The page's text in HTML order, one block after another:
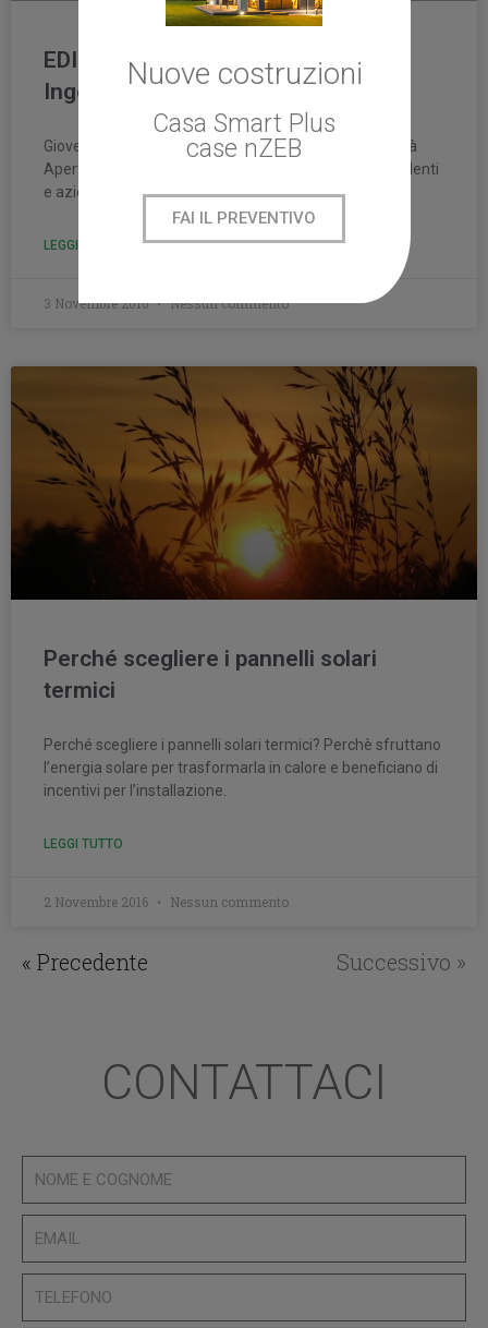
EDILVI ESCo all’Università Aperta di
Ingegneria a Padova
Giovedì 3 novembre EDILVI ESCo partecipa a Università
Aperta Ingegneria, annuale evento di incontro tra studenti
e aziende dell’Università di Padova.
LEGGI TUTTO
3 Novembre 2016 Nessun commento
Perché scegliere i pannelli solari
termici
Perché scegliere i pannelli solari termici? Perchè sfruttano
l’energia solare per trasformarla in calore e beneficiano di
incentivi per l’installazione.
LEGGI TUTTO
2 Novembre 2016 Nessun commento
« Precedente Successivo »
CONTATTACI
Nuove costruzioni
Casa Smart Plus
case nZEB
FAI IL PREVENTIVO